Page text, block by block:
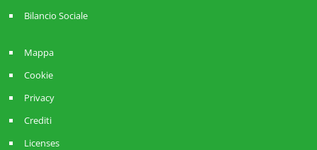
Bilancio Sociale
Mappa
Cookie
Privacy
Crediti
Licenses